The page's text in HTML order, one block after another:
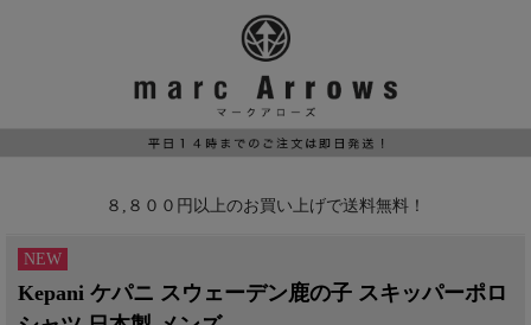
８,８００円以上のお買い上げで送料無料！
NEW
Kepani ケパニ スウェーデン鹿の子 スキッパーポロ